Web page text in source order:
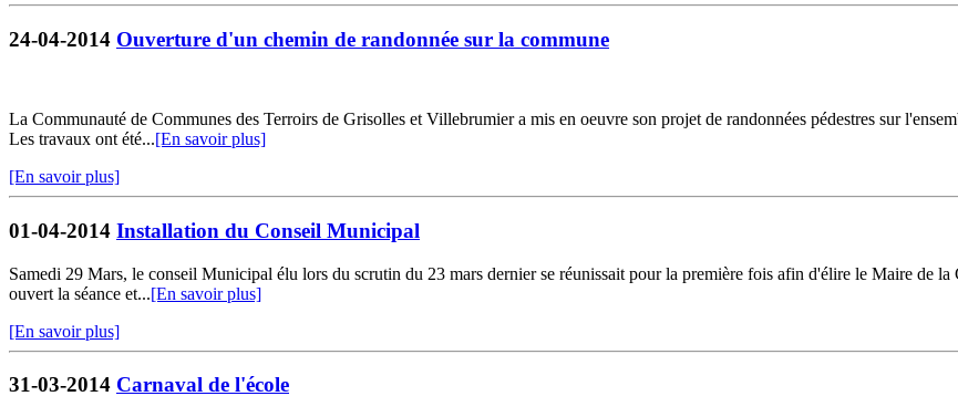
24-04-2014 Ouverture d'un chemin de randonnée sur la commune
La Communauté de Communes des Terroirs de Grisolles et Villebrumier a mis en oeuvre son projet de randonnées pédestres sur
Les travaux ont été...[En savoir plus]
[En savoir plus]
01-04-2014 Installation du Conseil Municipal
Samedi 29 Mars, le conseil Municipal élu lors du scrutin du 23 mars dernier se réunissait pour la première fois afin d'élire le Maire de
ouvert la séance et...[En savoir plus]
[En savoir plus]
31-03-2014 Carnaval de l'école